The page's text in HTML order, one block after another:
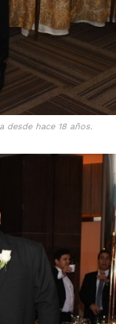
desde hace 18 años.